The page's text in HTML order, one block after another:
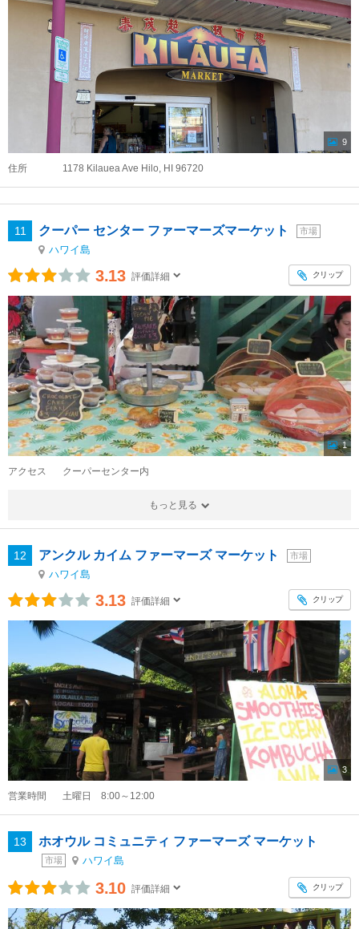
9
住所 1178 Kilauea Ave Hilo, HI 96720
11 クーパー センター ファーマーズマーケット 市場
ハワイ島
3.13 評価詳細 クリップ
1
アクセス クーパーセンター内
もっと見る
12 アンクル カイム ファーマーズ マーケット 市場
ハワイ島
3.13 評価詳細 クリップ
3
営業時間 土曜日 8:00～12:00
13 ホオウル コミュニティ ファーマーズ マーケット
市場 ハワイ島
3.10 評価詳細 クリップ